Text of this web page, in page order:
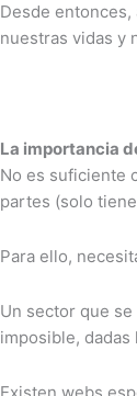
Desde
nuestras vidas y
La importancia
No es suficiente
partes (solo
Para ello,
Un sector que
imposible,